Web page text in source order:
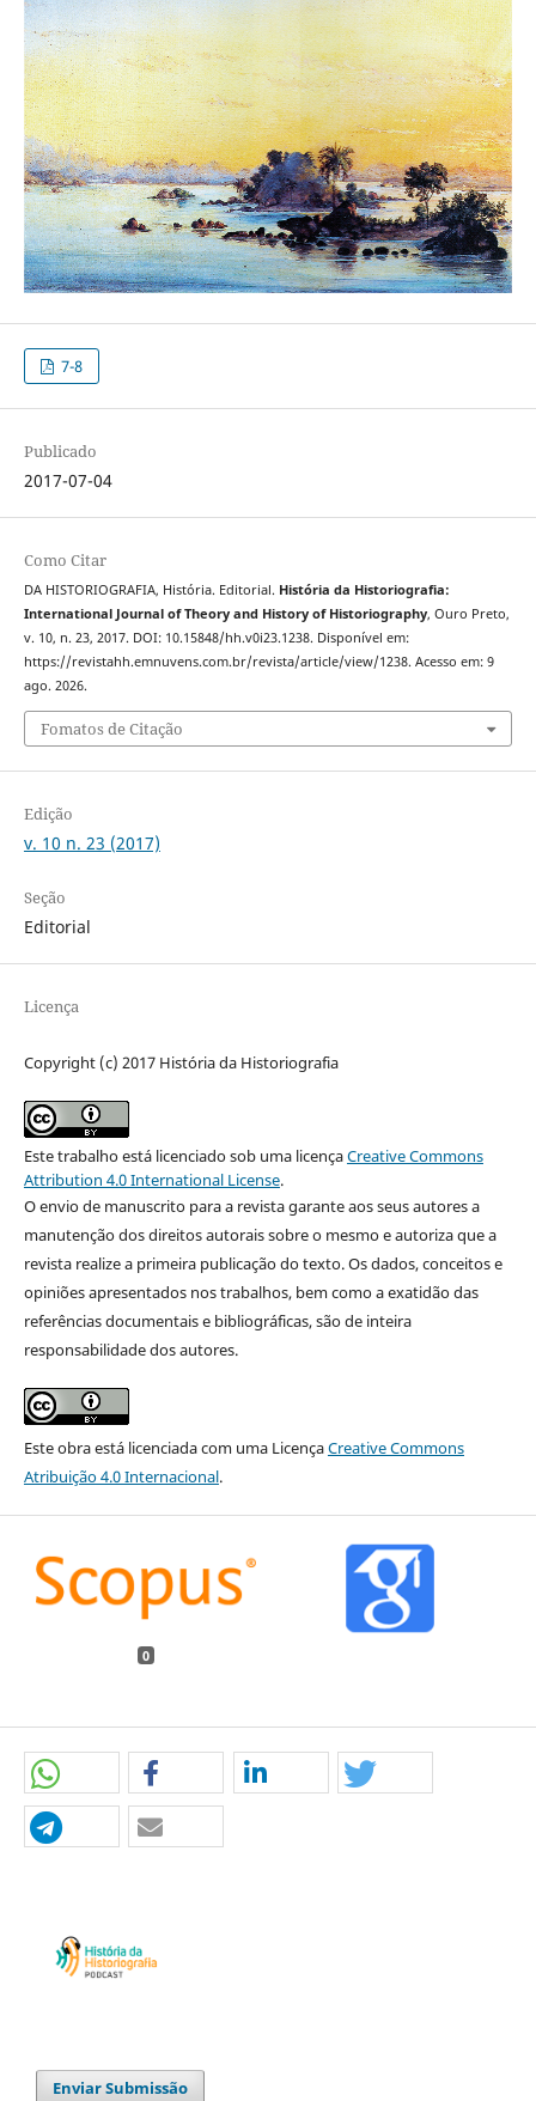
7-8
Publicado
2017-07-04
Como Citar
DA HISTORIOGRAFIA, História. Editorial. História da Historiografia:
International Journal of Theory and History of Historiography, Ouro Preto,
v. 10, n. 23, 2017. DOI: 10.15848/hh.v0i23.1238. Disponível em:
https://revistahh.emnuvens.com.br/revista/article/view/1238. Acesso em: 9
ago. 2026.
Fomatos de Citação
Edição
v. 10 n. 23 (2017)
Seção
Editorial
Licença
Copyright (c) 2017 História da Historiografia
Este trabalho está licenciado sob uma licençaCreative Commons
Attribution 4.0 International License.
O envio de manuscrito para a revista garante aos seus autores a
manutenção dos direitos autorais sobre o mesmo e autoriza que a
revista realize a primeira publicação do texto. Os dados, conceitos e
opiniões apresentados nos trabalhos, bem como a exatidão das
referências documentais e bibliográficas, são de inteira
responsabilidade dos autores.
Este obra está licenciada com uma LicençaCreative Commons
Atribuição 4.0 Internacional.
0
Enviar Submissão